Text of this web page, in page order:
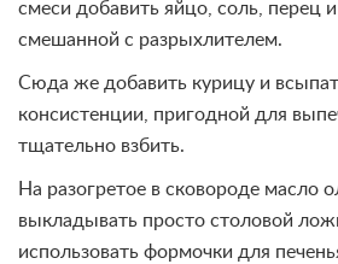
смеси добавить яйцо, соль, перец
смешанной с разрыхлителем.
Сюда же добавить курицу и
консистенции, пригодной для
тщательно взбить.
На разогретое в сковороде масло
выкладывать просто столовой
использовать формочки для